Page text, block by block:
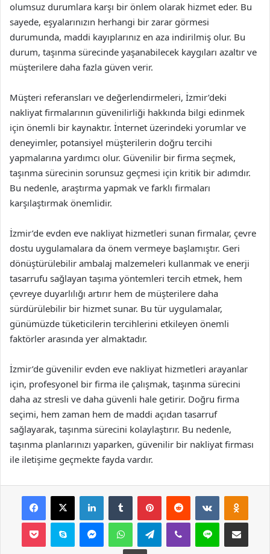
olumsuz durumlara karşı bir önlem olarak hizmet eder. Bu
sayede, eşyalarınızın herhangi bir zarar görmesi
durumunda, maddi kayıplarınız en aza indirilmiş olur. Bu
durum, taşınma sürecinde yaşanabilecek kaygıları azaltır ve
müşterilere daha fazla güven verir.
Müşteri referansları ve değerlendirmeleri, İzmir’deki
nakliyat firmalarının güvenilirliği hakkında bilgi edinmek
için önemli bir kaynaktır. İnternet üzerindeki yorumlar ve
deneyimler, potansiyel müşterilerin doğru tercihi
yapmalarına yardımcı olur. Güvenilir bir firma seçmek,
taşınma sürecinin sorunsuz geçmesi için kritik bir adımdır.
Bu nedenle, araştırma yapmak ve farklı firmaları
karşılaştırmak önemlidir.
İzmir’de evden eve nakliyat hizmetleri sunan firmalar, çevre
dostu uygulamalara da önem vermeye başlamıştır. Geri
dönüştürülebilir ambalaj malzemeleri kullanmak ve enerji
tasarrufu sağlayan taşıma yöntemleri tercih etmek, hem
çevreye duyarlılığı artırır hem de müşterilere daha
sürdürülebilir bir hizmet sunar. Bu tür uygulamalar,
günümüzde tüketicilerin tercihlerini etkileyen önemli
faktörler arasında yer almaktadır.
İzmir’de güvenilir evden eve nakliyat hizmetleri arayanlar
için, profesyonel bir firma ile çalışmak, taşınma sürecini
daha az stresli ve daha güvenli hale getirir. Doğru firma
seçimi, hem zaman hem de maddi açıdan tasarruf
sağlayarak, taşınma sürecini kolaylaştırır. Bu nedenle,
taşınma planlarınızı yaparken, güvenilir bir nakliyat firması
ile iletişime geçmekte fayda vardır.
Facebook
X LinkedInTumblr PinterestReddit VKontakte
Pocket Skype MessengerWhatsAppTelegramViber Line E-Posta ile
Yazdır